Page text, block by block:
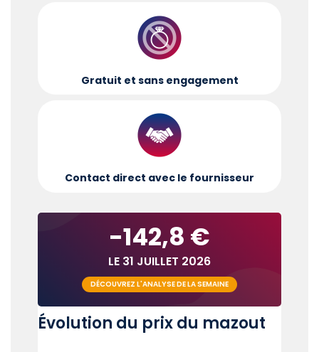
Gratuit et sans engagement
Contact direct avec le fournisseur
-142,8 €
LE 31 JUILLET 2026
DÉCOUVREZ L'ANALYSE DE LA SEMAINE
Évolution du prix du mazout